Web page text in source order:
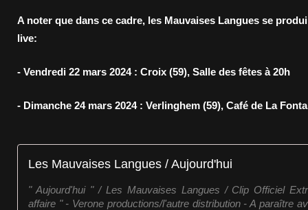
A noter que dans ce cadre, les Mauvaises Langues se
live:
- Vendredi 22 mars 2024 : Croix (59), Salle des fêtes à 20h
- Dimanche 24 mars 2024 : Verlinghem (59), Café de La
Les Mauvaises Langues / Aujourd'hui
" Aujourd'hui " / Les Mauvaises Langues / Clip Officiel
affaire " - Verone productions/l'autre distribution - A paraître